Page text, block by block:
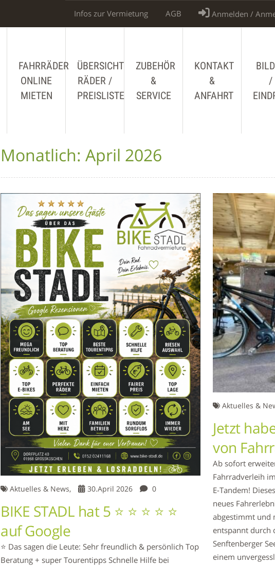
Infos zur Vermietung AGB Anmelden /
FAHRRÄDER
ONLINE
MIETEN
ÜBERSICHT
RÄDER /
PREISLISTE
ZUBEHÖR
&
SERVICE
KONTAKT
&
ANFAHRT
/
Monatlich: April 2026
Aktuelles & News, 30.April 2026 0
BIKE STADL hat 5 ⭐️ ⭐️ ⭐️ ⭐️ ⭐️
auf Google
⭐ Das sagen die Leute: Sehr freundlich & persönlich Top
Beratung + super Tourentipps Schnelle Hilfe bei
Aktuelles &
Jetzt
von
Ab sofort
Fahrradverleih
E-Tandem!
neues
abgestimmt und
entspannt durch
Senftenberger
einem